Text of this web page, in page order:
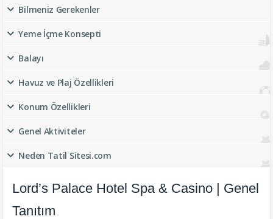
Bilmeniz Gerekenler
Yeme İçme Konsepti
Balayı
Havuz ve Plaj Özellikleri
Konum Özellikleri
Genel Aktiviteler
Neden Tatil Sitesi.com
Lord’s Palace Hotel Spa & Casino | Genel
Tanıtım